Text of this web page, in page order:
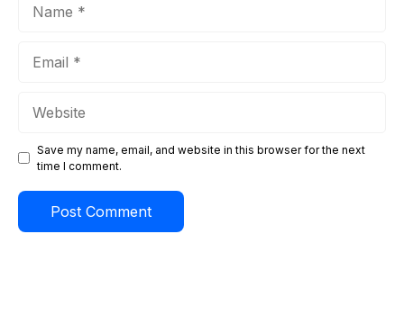
Save my name, email, and website in this browser for the next
time I comment.